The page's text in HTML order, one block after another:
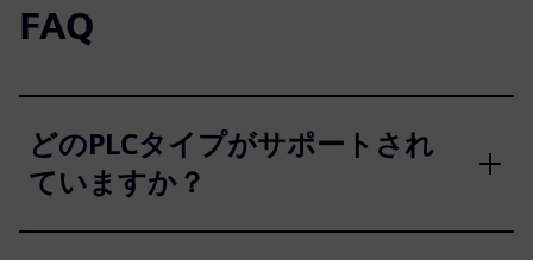
FAQ
どのPLCタイプがサポートされ
ていますか？